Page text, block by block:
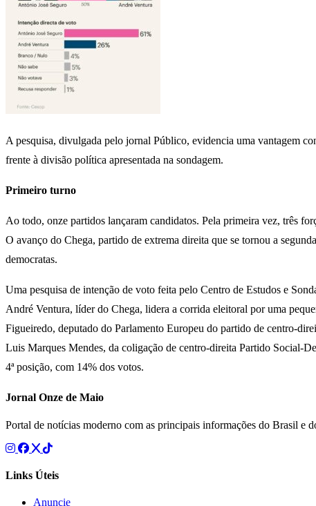
A pesquisa, divulgada pelo jornal Público, evidencia uma vantagem
frente à divisão política apresentada na sondagem.
Primeiro turno
Ao todo, onze partidos lançaram candidatos. Pela primeira vez, três
O avanço do Chega, partido de extrema direita que se tornou a
democratas.
Uma pesquisa de intenção de voto feita pelo Centro de Estudos e
André Ventura, líder do Chega, lidera a corrida eleitoral por uma
Figueiredo, deputado do Parlamento Europeu do partido de centro-
Luis Marques Mendes, da coligação de centro-direita Partido Social-
4ª posição, com 14% dos votos.
Jornal Onze de Maio
Portal de notícias moderno com as principais informações do Brasil e
Links Úteis
Anuncie